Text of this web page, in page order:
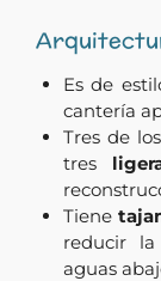
Es de
cantería
Tres de
tres
Tiene
reducir
aguas